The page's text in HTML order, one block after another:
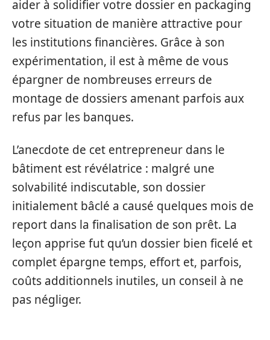
aider à solidifier votre dossier en packaging
votre situation de manière attractive pour
les institutions financières. Grâce à son
expérimentation, il est à même de vous
épargner de nombreuses erreurs de
montage de dossiers amenant parfois aux
refus par les banques.
L’anecdote de cet entrepreneur dans le
bâtiment est révélatrice : malgré une
solvabilité indiscutable, son dossier
initialement bâclé a causé quelques mois de
report dans la finalisation de son prêt. La
leçon apprise fut qu’un dossier bien ficelé et
complet épargne temps, effort et, parfois,
coûts additionnels inutiles, un conseil à ne
pas négliger.